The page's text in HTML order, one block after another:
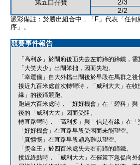
第五口孖寶 2/3
2/2
派彩備註：於勝出組合中，「F」代表「任
序」。
競賽事件報告
「高利多」於閘廂後面失去左前蹄的蹄鐵，
「大笑大少」出閘笨拙，因而失地。
「幸運儀」自大外檔出閘後於早段在馬群之後
接近九百米處首次轉彎時，「威利大大」在
緣」的後蹄競跑。
跑過六百米處時，「好好機會」在「碧科」
後的「威利大大」因而受阻。
轉直路彎時，「高利多」與「信是有緣」在
「好好機會」在直路早段受困而未能望空。
「真慷慨」在直路早段頗為難以望空。
「獎金王」於四百米處失去右前蹄的蹄鐵。
接近終點時，「威利大大」在催策下急促向外